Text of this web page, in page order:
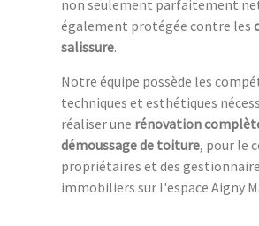
non seulement parfaitement
également protégée contre les
salissure.
Notre équipe possède les
techniques et esthétiques
réaliser une rénovation
démoussage de toiture, pour le
propriétaires et des
immobiliers sur l'espace Aigny